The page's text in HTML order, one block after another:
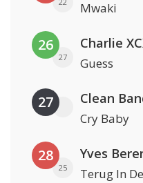
Mwaki
26
27
Charlie
Guess
27
Cry Baby
28
25
Yves
Terug In